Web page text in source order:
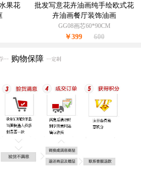
果花
批发写意花卉油画纯手绘欧式花
卉油画餐厅装饰油画
GG08画芯60*90CM
￥399 600
购物保障